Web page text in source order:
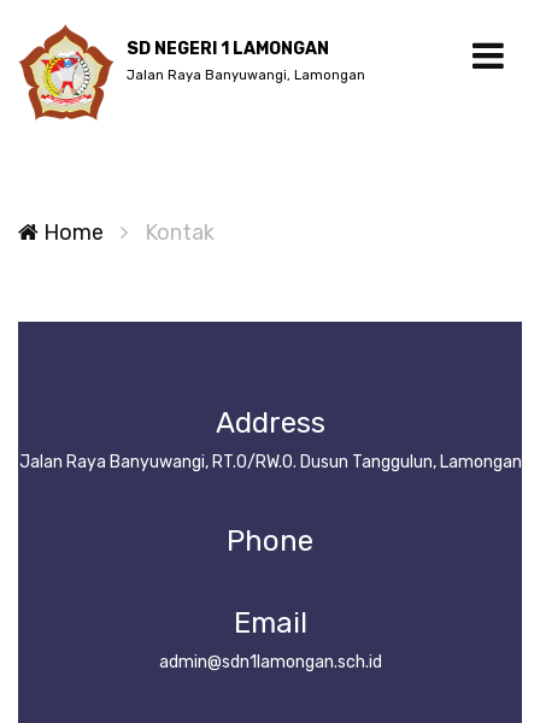
SD NEGERI 1 LAMONGAN
Jalan Raya Banyuwangi, Lamongan
Home Kontak
Address
Jalan Raya Banyuwangi, RT.0/RW.0. Dusun Tanggulun, Lamongan
Phone
Email
admin@sdn1lamongan.sch.id